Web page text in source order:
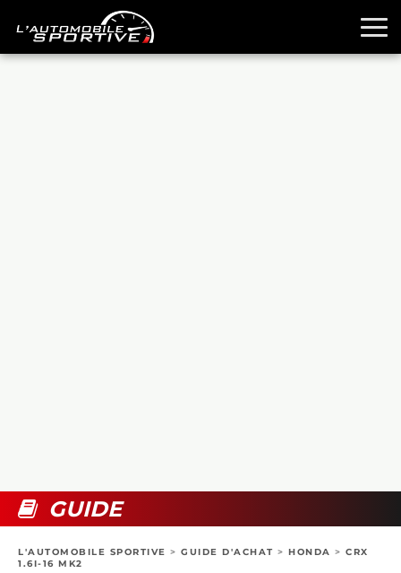
BOUTIQUE
GUIDE
L'AUTOMOBILE SPORTIVE > GUIDE D'ACHAT > HONDA > CRX
1.6I-16 MK2